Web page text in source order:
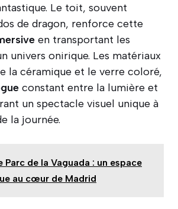
Le toit, souvent
de dragon, renforce cette
en transportant les
univers onirique. Les matériaux
la céramique et le verre coloré,
constant entre la lumière et
un spectacle visuel unique à
la journée.
Parc de la Vaguada : un espace
au cœur de Madrid